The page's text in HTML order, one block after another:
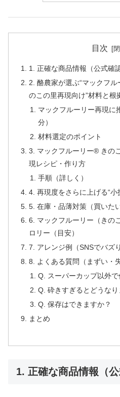
目次
1. 正確な商品情報（公式確認
2. 酪農家が選ぶ“マックフ
のこの里再現向け”材料と根
マックフルーリー再現に
分）
材料選定のポイント
3. マックフルーリー® きの
現レシピ・作り方
手順（詳しく）
4. 再現度をさらに上げる“小
5. 在庫・品薄対策（買いた
6. マックフルーリー（きの
ロリー（目安）
7. アレンジ例（SNSでバズ
8. よくある質問（まずい・
Q. スーパーカップ以外
Q. 砕きすぎるとどうなり
Q. 保存はできますか？
まとめ
1. 正確な商品情報（公